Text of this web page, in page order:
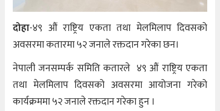
दोहा-४९ औं राष्ट्रिय एकता तथा मेलमिलाप दिवसको
अवसरमा कतारमा ५२ जनाले रक्तदान गरेका छन।
नेपाली जनसम्पर्क समिति कतारले ४९ औं राष्ट्रिय एकता
तथा मेलमिलाप दिवसको अवसरमा आयोजना गरेको
कार्यक्रममा ५२ जनाले रक्तदान गरेका हुन ।